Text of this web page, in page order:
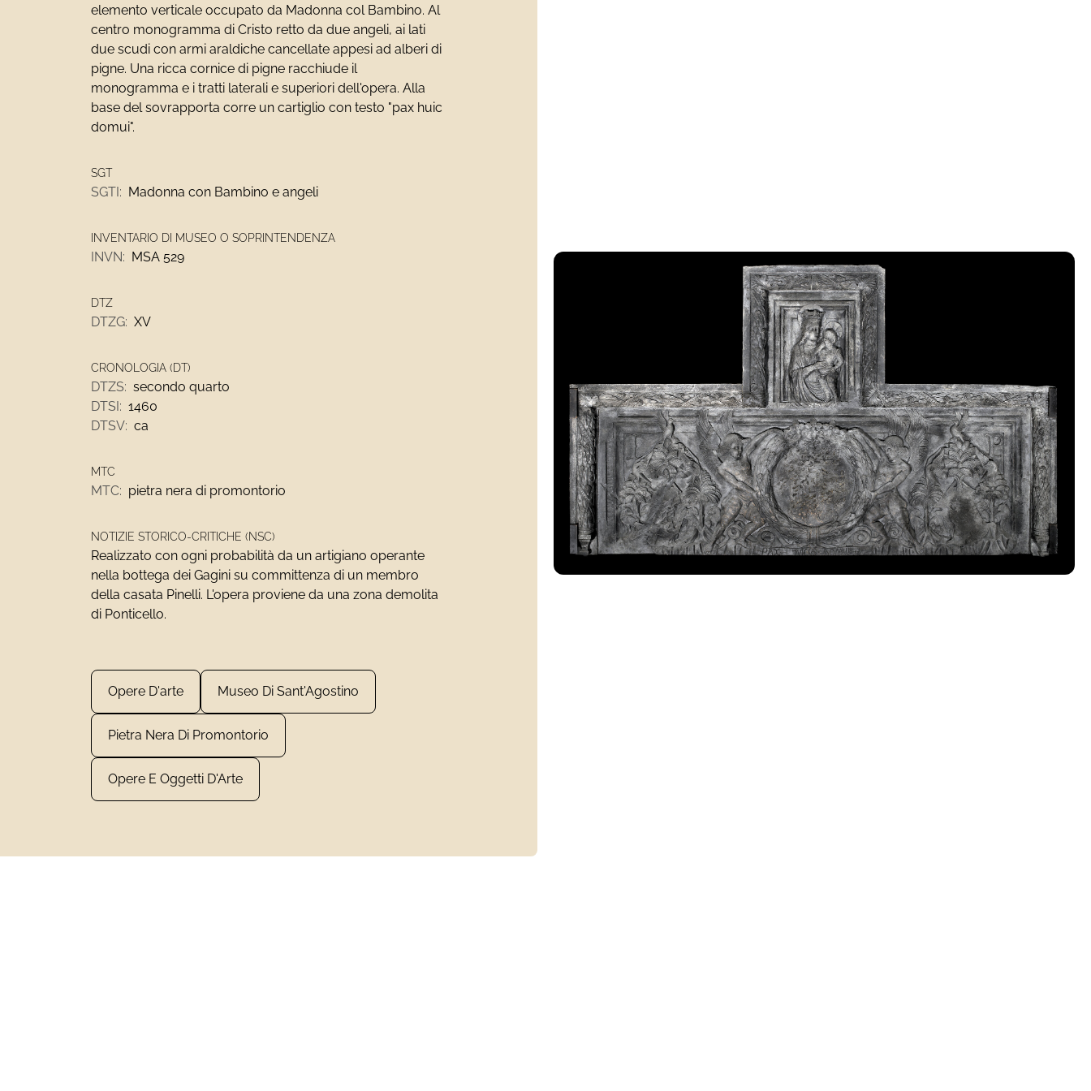
elemento verticale occupato da Madonna col Bambino. Al
centro monogramma di Cristo retto da due angeli, ai lati
due scudi con armi araldiche cancellate appesi ad alberi di
pigne. Una ricca cornice di pigne racchiude il
monogramma e i tratti laterali e superiori dell'opera. Alla
base del sovrapporta corre un cartiglio con testo "pax huic
domui".
SGT
SGTI: Madonna con Bambino e angeli
INVENTARIO DI MUSEO O SOPRINTENDENZA
INVN: MSA 529
DTZ
DTZG: XV
CRONOLOGIA (DT)
DTZS: secondo quarto
DTSI: 1460
DTSV: ca
MTC
MTC: pietra nera di promontorio
NOTIZIE STORICO-CRITICHE (NSC)
Realizzato con ogni probabilità da un artigiano operante
nella bottega dei Gagini su committenza di un membro
della casata Pinelli. L'opera proviene da una zona demolita
di Ponticello.
Opere D'arte Museo Di Sant'Agostino
Pietra Nera Di Promontorio
Opere E Oggetti D'Arte